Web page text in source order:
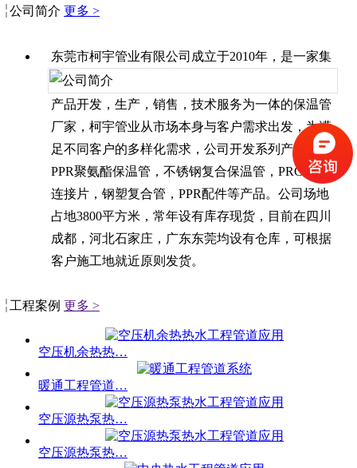
公司简介 更多 >
东莞市柯宇管业有限公司成立于2010年，是一家集
产品开发，生产，销售，技术服务为一体的保温管
厂家，柯宇管业从市场本身与客户需求出发，为满
足不同客户的多样化需求，公司开发系列产品有：
PPR聚氨酯保温管，不锈钢复合保温管，PRC外包
连接片，钢塑复合管，PPR配件等产品。公司场地
占地3800平方米，常年设有库存现货，目前在四川
成都，河北石家庄，广东东莞均设有仓库，可根据
客户施工地就近原则发货。
工程案例 更多 >
空压机余热热…
暖通工程管道…
空压源热泵热…
空压源热泵热…